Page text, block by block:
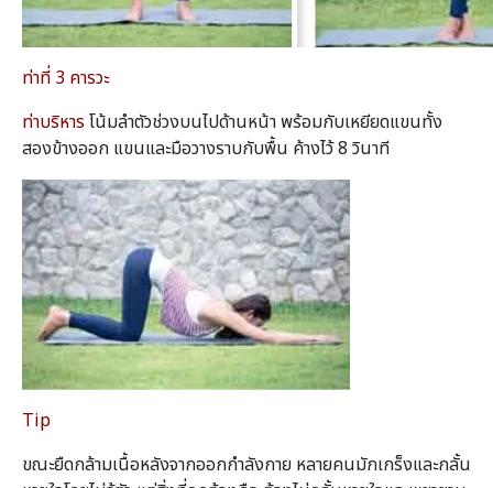
ท่าที่ 3 คารวะ
ท่าบริหาร โน้มลําตัวช่วงบนไปด้านหน้า พร้อมกับเหยียดแขนทั้ง
สองข้างออก แขนและมือวางราบกับพื้น ค้างไว้ 8 วินาที
Tip
ขณะยืดกล้ามเนื้อหลังจากออกกำลังกาย หลายคนมักเกร็งและกลั้น